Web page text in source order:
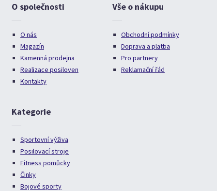
O společnosti
O nás
Magazín
Kamenná prodejna
Realizace posiloven
Kontakty
Vše o nákupu
Obchodní podmínky
Doprava a platba
Pro partnery
Reklamační řád
Kategorie
Sportovní výživa
Posilovací stroje
Fitness pomůcky
Činky
Bojové sporty